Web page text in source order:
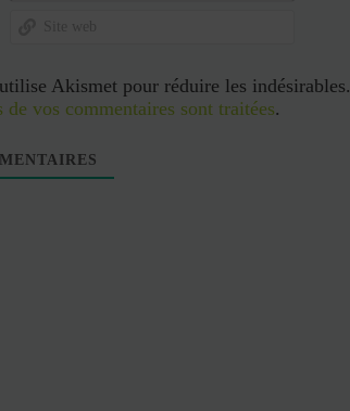
web
Akismet pour réduire les indésirables.
de vos commentaires sont traitées.